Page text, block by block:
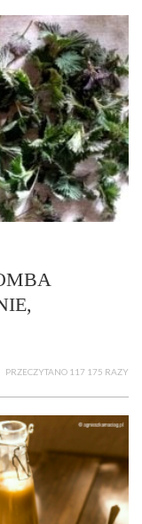
PRZECZYTANO 117 175 RAZY